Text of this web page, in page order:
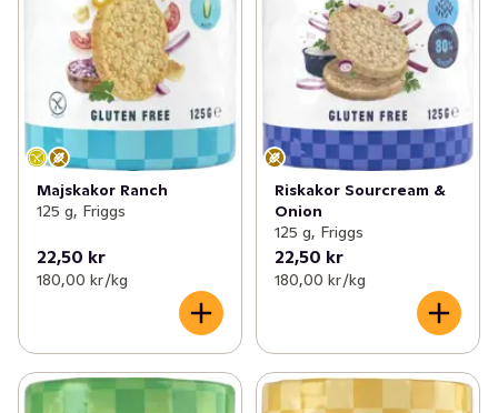
Majskakor Ranch
125 g, Friggs
22,50 kr
180,00 kr /kg
Riskakor Sourcream &
Onion
125 g, Friggs
22,50 kr
180,00 kr /kg